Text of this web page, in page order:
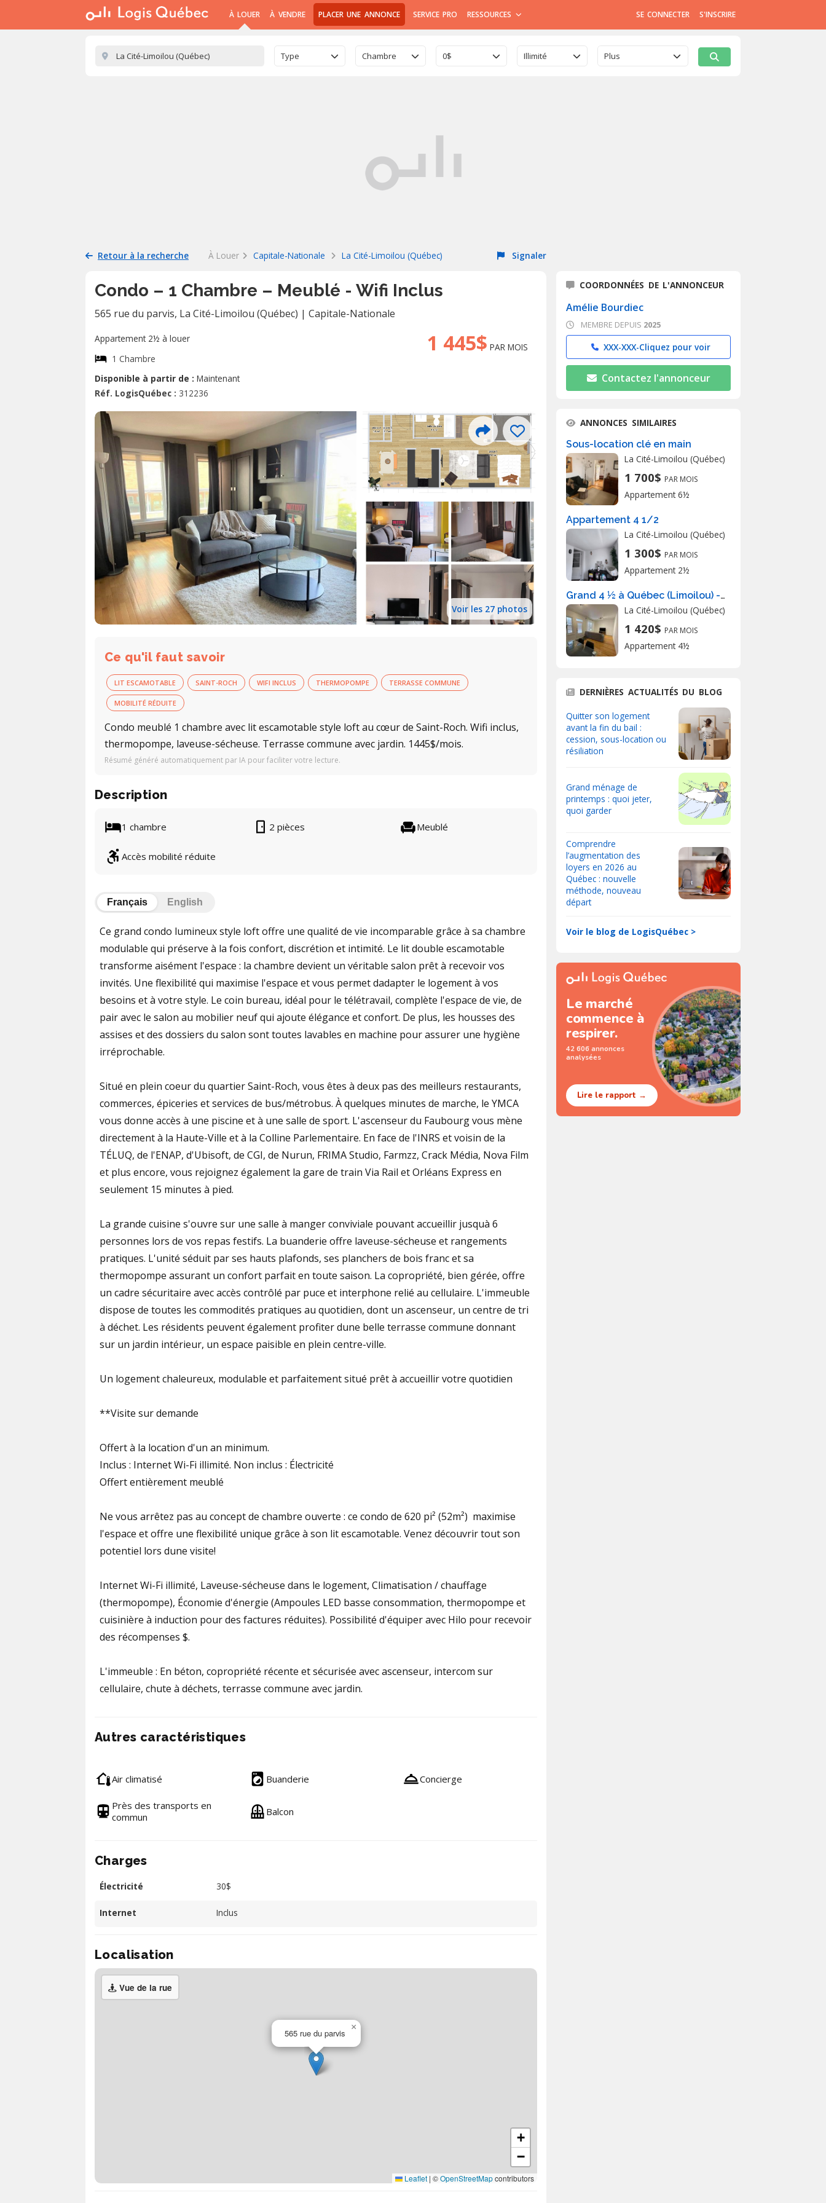
À LOUER À VENDRE PLACER UNE ANNONCE SERVICE PRO RESSOURCES SE CONNECTER S'INSCRIRE
Type Chambre 0$ Illimité Plus
Retour à la recherche À Louer Capitale-Nationale La Cité-Limoilou (Québec) Signaler
Condo – 1 Chambre – Meublé - Wifi Inclus
565 rue du parvis, La Cité-Limoilou (Québec) | Capitale-Nationale
1 445$ PAR MOIS
Appartement 2½ à louer
1 Chambre
Disponible à partir de : Maintenant
Réf. LogisQuébec : 312236
Voir les 27 photos
Ce qu'il faut savoir
LIT ESCAMOTABLE SAINT-ROCH WIFI INCLUS THERMOPOMPE TERRASSE COMMUNE
MOBILITÉ RÉDUITE
Condo meublé 1 chambre avec lit escamotable style loft au cœur de Saint-Roch. Wifi inclus,
thermopompe, laveuse-sécheuse. Terrasse commune avec jardin. 1445$/mois.
Résumé généré automatiquement par IA pour faciliter votre lecture.
Description
1 chambre 2 pièces Meublé
Accès mobilité réduite
Français English
Ce grand condo lumineux style loft offre une qualité de vie incomparable grâce à sa chambre
modulable qui préserve à la fois confort, discrétion et intimité. Le lit double escamotable
transforme aisément l'espace : la chambre devient un véritable salon prêt à recevoir vos
invités. Une flexibilité qui maximise l'espace et vous permet dadapter le logement à vos
besoins et à votre style. Le coin bureau, idéal pour le télétravail, complète l'espace de vie, de
pair avec le salon au mobilier neuf qui ajoute élégance et confort. De plus, les housses des
assises et des dossiers du salon sont toutes lavables en machine pour assurer une hygiène
irréprochable.
Situé en plein coeur du quartier Saint-Roch, vous êtes à deux pas des meilleurs restaurants,
commerces, épiceries et services de bus/métrobus. À quelques minutes de marche, le YMCA
vous donne accès à une piscine et à une salle de sport. L'ascenseur du Faubourg vous mène
directement à la Haute-Ville et à la Colline Parlementaire. En face de l'INRS et voisin de la
TÉLUQ, de l'ENAP, d'Ubisoft, de CGI, de Nurun, FRIMA Studio, Farmzz, Crack Média, Nova Film
et plus encore, vous rejoignez également la gare de train Via Rail et Orléans Express en
seulement 15 minutes à pied.
La grande cuisine s'ouvre sur une salle à manger conviviale pouvant accueillir jusquà 6
personnes lors de vos repas festifs. La buanderie offre laveuse-sécheuse et rangements
pratiques. L'unité séduit par ses hauts plafonds, ses planchers de bois franc et sa
thermopompe assurant un confort parfait en toute saison. La copropriété, bien gérée, offre
un cadre sécuritaire avec accès contrôlé par puce et interphone relié au cellulaire. L'immeuble
dispose de toutes les commodités pratiques au quotidien, dont un ascenseur, un centre de tri
à déchet. Les résidents peuvent également profiter dune belle terrasse commune donnant
sur un jardin intérieur, un espace paisible en plein centre-ville.
Un logement chaleureux, modulable et parfaitement situé prêt à accueillir votre quotidien
**Visite sur demande
Offert à la location d'un an minimum.
Inclus : Internet Wi-Fi illimité. Non inclus : Électricité
Offert entièrement meublé
Ne vous arrêtez pas au concept de chambre ouverte : ce condo de 620 pi² (52m²) maximise
l'espace et offre une flexibilité unique grâce à son lit escamotable. Venez découvrir tout son
potentiel lors dune visite!
Internet Wi-Fi illimité, Laveuse-sécheuse dans le logement, Climatisation / chauffage
(thermopompe), Économie d'énergie (Ampoules LED basse consommation, thermopompe et
cuisinière à induction pour des factures réduites). Possibilité d'équiper avec Hilo pour recevoir
des récompenses $.
L'immeuble : En béton, copropriété récente et sécurisée avec ascenseur, intercom sur
cellulaire, chute à déchets, terrasse commune avec jardin.
Autres caractéristiques
Air climatisé Buanderie Concierge
Près des transports en
commun
Balcon
Charges
Électricité 30$
Internet Inclus
Localisation
Vue de la rue
565 rue du parvis
×
+
−
Leaflet | ©OpenStreetMapcontributors
COORDONNÉES DE L'ANNONCEUR
Amélie Bourdiec
MEMBRE DEPUIS 2025
XXX-XXX-Cliquez pour voir
Contactez l'annonceur
ANNONCES SIMILAIRES
Sous-location clé en main
La Cité-Limoilou (Québec)
1 700$ PAR MOIS
Appartement 6½
Appartement 4 1/2
La Cité-Limoilou (Québec)
1 300$ PAR MOIS
Appartement 2½
Grand 4 ½ à Québec (Limoilou) - Meuble
La Cité-Limoilou (Québec)
1 420$ PAR MOIS
Appartement 4½
DERNIÈRES ACTUALITÉS DU BLOG
Quitter son logement
avant la fin du bail :
cession, sous-location ou
résiliation
Grand ménage de
printemps : quoi jeter,
quoi garder
Comprendre
l’augmentation des
loyers en 2026 au
Québec : nouvelle
méthode, nouveau
départ
Voir le blog de LogisQuébec >
Le marché
commence à
respirer.
42 606 annonces
analysées
Lire le rapport →